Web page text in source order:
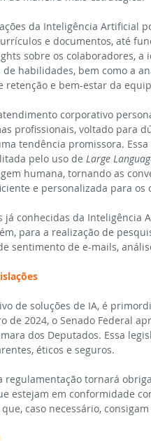
da Inteligência Artificial
e documentos, até
sobre os colaboradores,
habilidades, bem como a
retenção e bem-estar da
corporativo
profissionais, voltado para
tendência promissora.
pelo uso de Large
humana, tornando as
e personalizada para os
já conhecidas da Inteligência
para a realização de
sentimento de e-mails,
de soluções de IA, é
de 2024, o Senado Federal
dos Deputados. Essa
éticos e seguros.
regulamentação tornará
estejam em conformidade
caso necessário,